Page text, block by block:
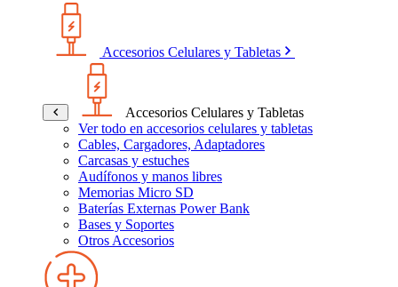
Accesorios Celulares y Tabletas
Accesorios Celulares y Tabletas
Ver todo en accesorios celulares y tabletas
Cables, Cargadores, Adaptadores
Carcasas y estuches
Audífonos y manos libres
Memorias Micro SD
Baterías Externas Power Bank
Bases y Soportes
Otros Accesorios